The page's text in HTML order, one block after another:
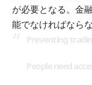
が必要となる。金
能でなければなら